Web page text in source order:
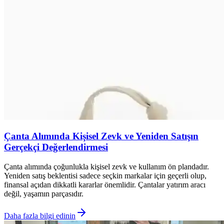
Çanta Alımında Kişisel Zevk ve Yeniden Satışın
Gerçekçi Değerlendirmesi
Çanta alımında çoğunlukla kişisel zevk ve kullanım ön plandadır.
Yeniden satış beklentisi sadece seçkin markalar için geçerli olup,
finansal açıdan dikkatli kararlar önemlidir. Çantalar yatırım aracı
değil, yaşamın parçasıdır.
Daha fazla bilgi edinin